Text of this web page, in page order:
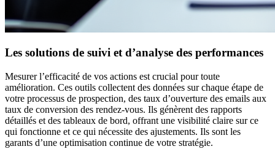
Les solutions de suivi et d’analyse des performances
Mesurer l’efficacité de vos actions est crucial pour toute
amélioration. Ces outils collectent des données sur chaque étape de
votre processus de prospection, des taux d’ouverture des emails aux
taux de conversion des rendez-vous. Ils génèrent des rapports
détaillés et des tableaux de bord, offrant une visibilité claire sur ce
qui fonctionne et ce qui nécessite des ajustements. Ils sont les
garants d’une optimisation continue de votre stratégie.